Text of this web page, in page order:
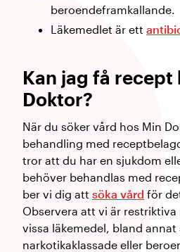
beroendeframkallande.
Läkemedlet är ett
Kan jag få recept
Doktor?
När du söker vård hos Min
behandling med
tror att du har en sjukdom
behöver behandlas med
ber vi dig att söka vård för
Observera att vi är
vissa läkemedel, bland annat
narkotikaklassade eller